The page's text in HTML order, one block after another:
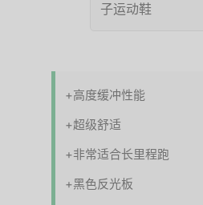
+高度缓冲性能
+超级舒适
+非常适合长里程跑
+黑色反光板